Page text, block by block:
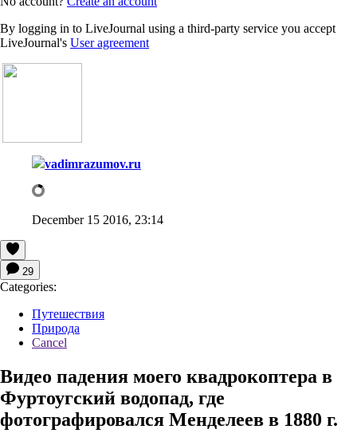
By logging in to LiveJournal using a third-party service you accept
LiveJournal's User agreement
vadimrazumov.ru
December 15 2016, 23:14
29
Categories:
Путешествия
Природа
Cancel
Видео падения моего квадрокоптера в
Фуртоугский водопад, где
фотографировался Менделеев в 1880 г.